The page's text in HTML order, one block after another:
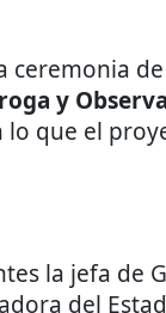
ceremonia
y
lo que el
la jefa de
del